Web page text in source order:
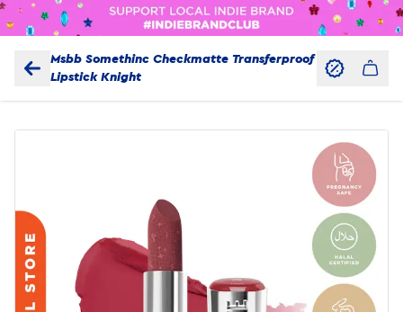
Msbb Somethinc Checkmatte Transferproof
Lipstick Knight